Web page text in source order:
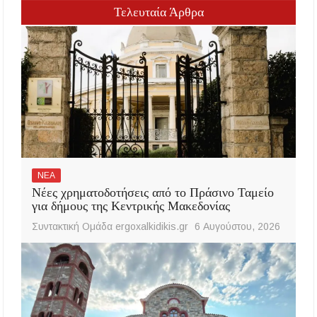
Τελευταία Άρθρα
ΝΕΑ
Νέες χρηματοδοτήσεις από το Πράσινο Ταμείο
για δήμους της Κεντρικής Μακεδονίας
Συντακτική Ομάδα ergoxalkidikis.gr 6 Αυγούστου, 2026